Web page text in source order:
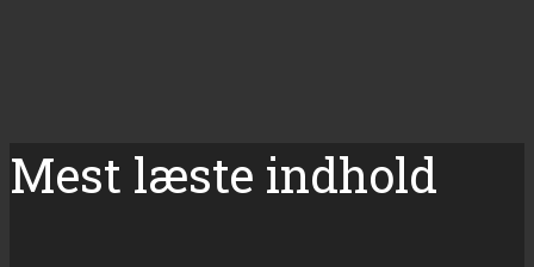
Mest læste indhold